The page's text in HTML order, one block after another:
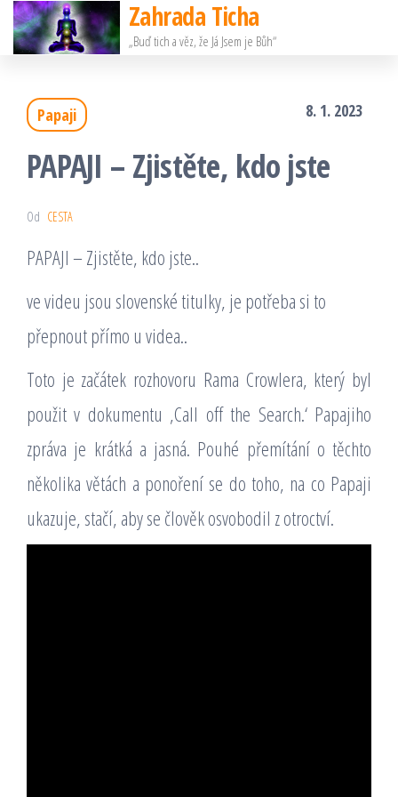
Přeskočit
na
Zahrada Ticha
„Buď tich a věz, že Já Jsem je Bůh“
Papaji 8. 1. 2023
PAPAJI – Zjistěte, kdo jste
Od CESTA
PAPAJI – Zjistěte, kdo jste..
ve videu jsou slovenské titulky, je potřeba si to
přepnout přímo u videa..
Toto je začátek rozhovoru Rama Crowlera, který byl
použit v dokumentu ‚Call off the Search.‘ Papajiho
zpráva je krátká a jasná. Pouhé přemítání o těchto
několika větách a ponoření se do toho, na co Papaji
ukazuje, stačí, aby se člověk osvobodil z otroctví.